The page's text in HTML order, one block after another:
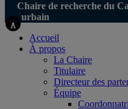
Chaire de recherche du
urbain
Accueil
À propos
La Chaire
Titulaire
Directeur des
Équipe